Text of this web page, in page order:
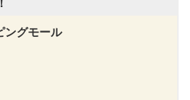
ングモール